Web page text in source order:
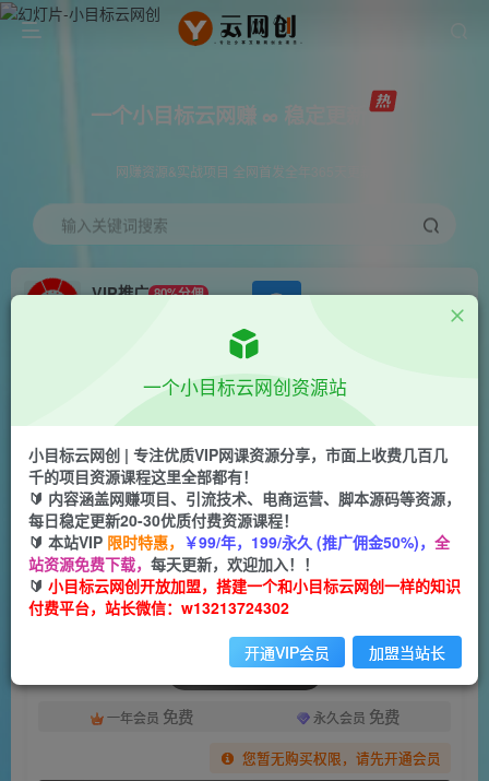
一个小目标云网赚 ∞ 稳定更新
网赚资源&实战项目 全网首发全年365天更新
输入关键词搜索
VIP推广 80%分佣
会员专属 正文
（6360期）滴滴隐藏拉新项目，专门拉老用户一
单20-50元奖励，提供入口和玩法教程
一个小目标云网创
2年前发布
关注 私信
789 96
此内容为付费阅读，请付费后查看
会员专属资源
一年会员 免费 永久会员 免费
您暂无购买权限，请先开通会员
付费阅读
一个小目标云网创资源站
小目标云网创 | 专注优质VIP网课资源分享，市面上收费几百几
千的项目资源课程这里全部都有！
🔰 内容涵盖网赚项目、引流技术、电商运营、脚本源码等资源，
每日稳定更新20-30优质付费资源课程！
🔰 本站VIP 限时特惠， ￥99/年，199/永久 (推广佣金50%)， 全
站资源免费下载， 每天更新，欢迎加入！！
🔰 小目标云网创开放加盟，搭建一个和小目标云网创一样的知识
付费平台，站长微信：w13213724302
开通VIP会员 加盟当站长